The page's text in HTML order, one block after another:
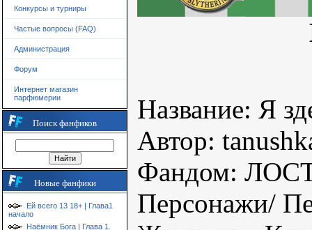
Конкурсы и турниры
Частые вопросы (FAQ)
Администрация
Форум
Интернет магазин
парфюмерии
Поиск фанфиков
Новые фанфики
Ей всего 13 18+ | Глава1
начало
Наёмник Бога | Глава 1.
Название: Я
Автор:
Фандом:
Персонажи/